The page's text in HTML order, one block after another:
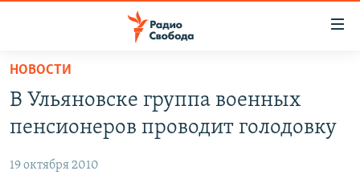
упрощенного
доступа
основному
АВТОРСКИЕ ПРОЕКТЫ
ЦИТАТЫ СВОБОДЫ
НОВОСТИ
В Ульяновске группа военных
пенсионеров проводит голодовку
19 октября 2010